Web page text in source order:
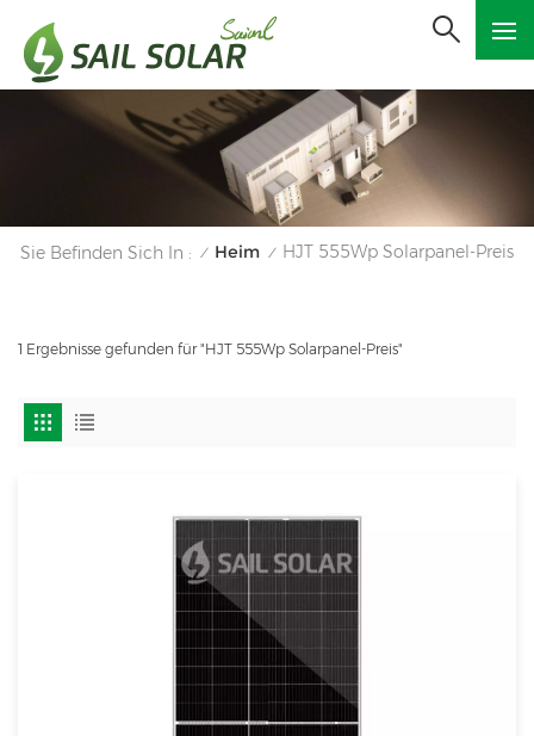
Sie Befinden Sich In : / Heim / HJT 555Wp Solarpanel-Preis
1 Ergebnisse gefunden für "HJT 555Wp Solarpanel-Preis"